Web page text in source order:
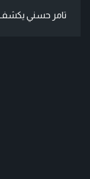
تامر حسني